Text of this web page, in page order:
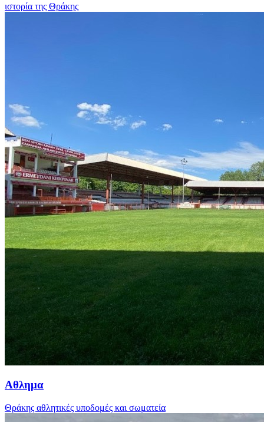
ιστορία της Θράκης
Αθλημα
Θράκης αθλητικές υποδομές και σωματεία